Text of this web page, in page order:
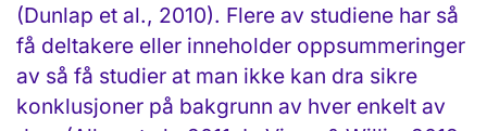
(Dunlap et al., 2010). Flere av studiene har så
få deltakere eller inneholder oppsummeringer
av så få studier at man ikke kan dra sikre
konklusjoner på bakgrunn av hver enkelt av